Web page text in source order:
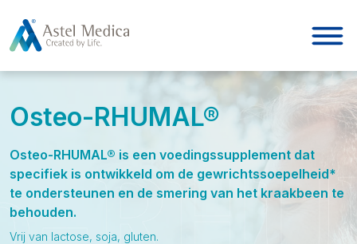
Osteo-RHUMAL®
Osteo-RHUMAL® is een voedingssupplement dat
specifiek is ontwikkeld om de gewrichtssoepelheid*
te ondersteunen en de smering van het kraakbeen te
behouden.
Vrij van lactose, soja, gluten.